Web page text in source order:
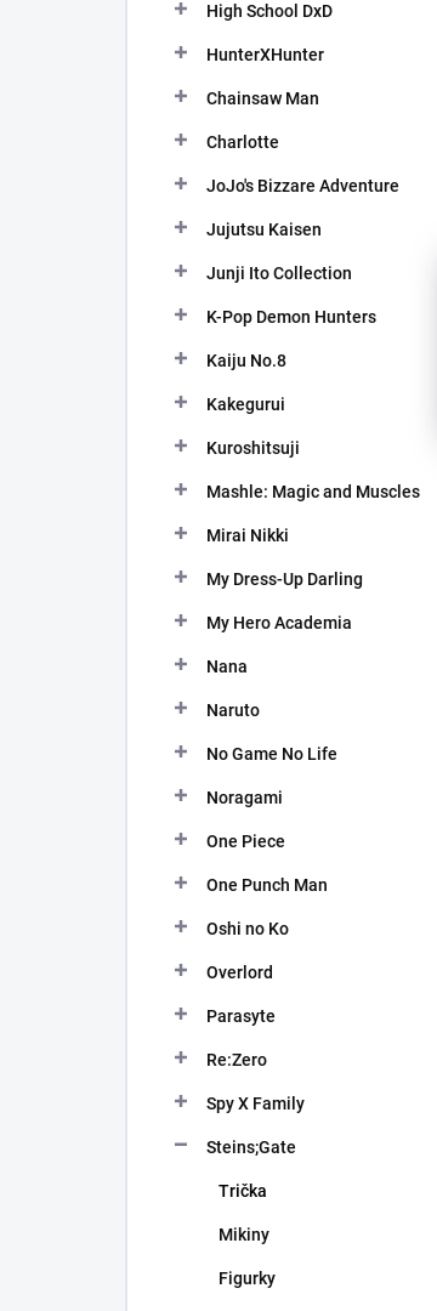
High School DxD
HunterXHunter
Chainsaw Man
Charlotte
JoJo's Bizzare Adventure
Jujutsu Kaisen
Junji Ito Collection
K-Pop Demon Hunters
Kaiju No.8
Kakegurui
Kuroshitsuji
Mashle: Magic and Muscles
Mirai Nikki
My Dress-Up Darling
My Hero Academia
Nana
Naruto
No Game No Life
Noragami
One Piece
One Punch Man
Oshi no Ko
Overlord
Parasyte
Re:Zero
Spy X Family
Steins;Gate
Trička
Mikiny
Figurky